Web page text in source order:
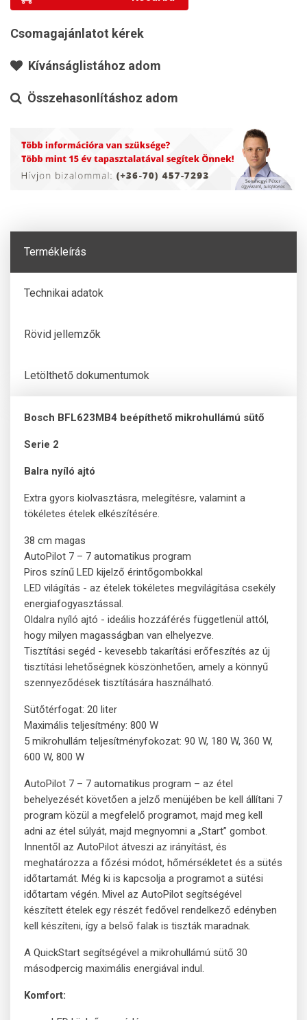
Csomagajánlatot kérek
Kívánságlistához adom
Összehasonlításhoz adom
Termékleírás
Technikai adatok
Rövid jellemzők
Letölthető dokumentumok
Bosch BFL623MB4 beépíthető mikrohullámú sütő
Serie 2
Balra nyíló ajtó
Extra gyors kiolvasztásra, melegítésre, valamint a
tökéletes ételek elkészítésére.
38 cm magas
AutoPilot 7 – 7 automatikus program
Piros színű LED kijelző érintőgombokkal
LED világítás - az ételek tökéletes megvilágítása csekély
energiafogyasztással.
Oldalra nyíló ajtó - ideális hozzáférés függetlenül attól,
hogy milyen magasságban van elhelyezve.
Tisztítási segéd - kevesebb takarítási erőfeszítés az új
tisztítási lehetőségnek köszönhetően, amely a könnyű
szennyeződések tisztítására használható.
Sütőtérfogat: 20 liter
Maximális teljesítmény: 800 W
5 mikrohullám teljesítményfokozat: 90 W, 180 W, 360 W,
600 W, 800 W
AutoPilot 7 – 7 automatikus program – az étel
behelyezését követően a jelző menüjében be kell állítani 7
program közül a megfelelő programot, majd meg kell
adni az étel súlyát, majd megnyomni a „Start” gombot.
Innentől az AutoPilot átveszi az irányítást, és
meghatározza a főzési módot, hőmérsékletet és a sütés
időtartamát. Még ki is kapcsolja a programot a sütési
időtartam végén. Mivel az AutoPilot segítségével
készített ételek egy részét fedővel rendelkező edényben
kell készíteni, így a belső falak is tiszták maradnak.
A QuickStart segítségével a mikrohullámú sütő 30
másodpercig maximális energiával indul.
Komfort: